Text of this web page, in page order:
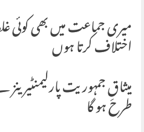
میری جماعت میں بھی کوئی
اختلاف کرتا ہوں
میثاقِ جمہوریت
طرح ہو گا